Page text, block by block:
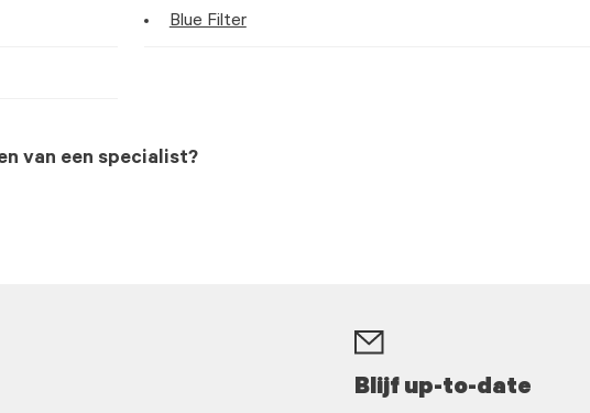
Blue Filter
van een specialist?
Blijf up-to-date